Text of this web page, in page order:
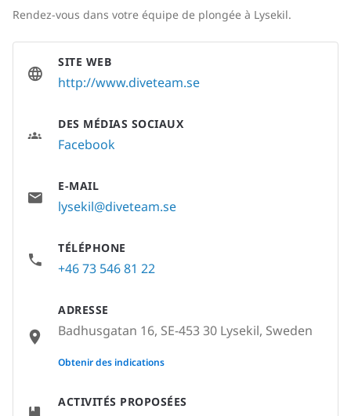
Rendez-vous dans votre équipe de plongée à Lysekil.
ACTIVITÉS PROPOSÉES
SITE WEB
http://www.diveteam.se
DES MÉDIAS SOCIAUX
Facebook
E-MAIL
lysekil@diveteam.se
TÉLÉPHONE
+46 73 546 81 22
ADRESSE
Badhusgatan 16, SE-453 30 Lysekil, Sweden
None
Obtenir des indications